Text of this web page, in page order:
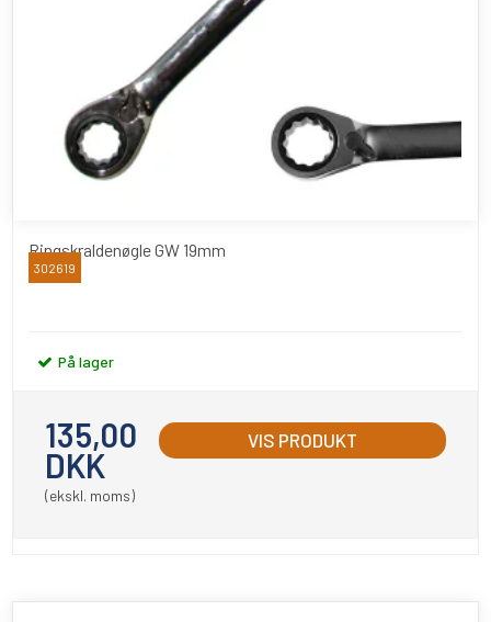
Ringskraldenøgle GW 19mm
BATO
302619
På lager
135,00
DKK
(ekskl. moms)
VIS PRODUKT